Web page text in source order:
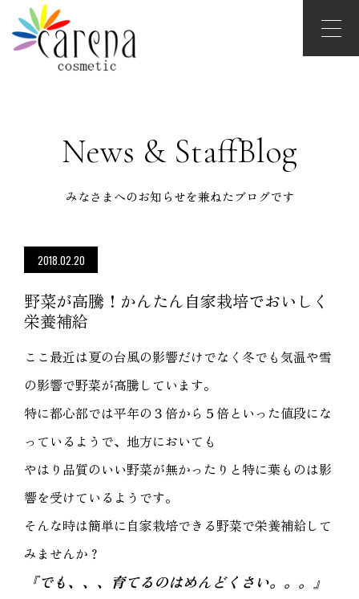
News & StaffBlog
みなさまへのお知らせを兼ねたブログです
2018.02.20
野菜が高騰！かんたん自家栽培でおいしく
栄養補給
ここ最近は夏の台風の影響だけでなく冬でも気温や雪
の影響で野菜が高騰しています。
特に都心部では平年の３倍から５倍といった値段にな
っているようで、地方においても
やはり品質のいい野菜が無かったりと特に葉ものは影
響を受けているようです。
そんな時は簡単に自家栽培できる野菜で栄養補給して
みませんか？
『でも、、、育てるのはめんどくさい。。。』